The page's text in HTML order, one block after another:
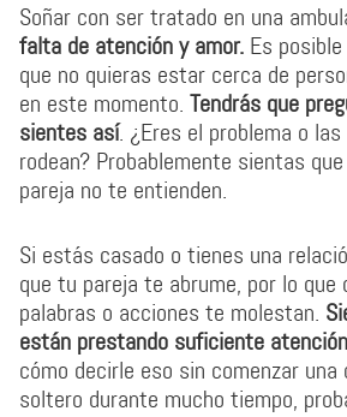
Soñar con ser tratado en una
falta de atención y amor. Es
que no quieras estar cerca de
en este momento. Tendrás que
sientes así. ¿Eres el problema o
rodean? Probablemente sientas
pareja no te entienden.
Si estás casado o tienes una
que tu pareja te abrume, por lo que
palabras o acciones te molestan.
están prestando suficiente atención
cómo decirle eso sin comenzar
soltero durante mucho tiempo,